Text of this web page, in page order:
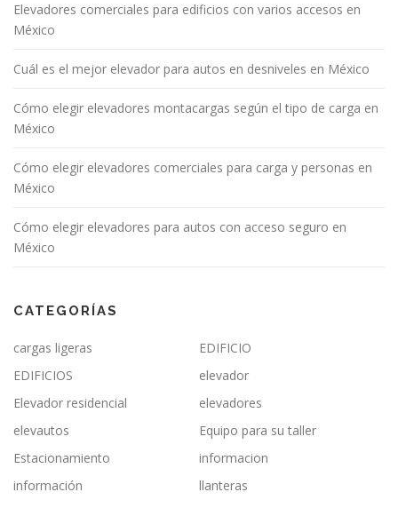
Elevadores comerciales para edificios con varios accesos en
México
Cuál es el mejor elevador para autos en desniveles en México
Cómo elegir elevadores montacargas según el tipo de carga en
México
Cómo elegir elevadores comerciales para carga y personas en
México
Cómo elegir elevadores para autos con acceso seguro en
México
CATEGORÍAS
cargas ligeras
EDIFICIO
EDIFICIOS
elevador
Elevador residencial
elevadores
elevautos
Equipo para su taller
Estacionamiento
informacion
información
llanteras